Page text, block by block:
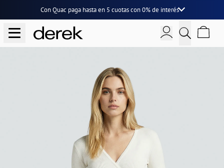
Con Quac paga hasta en 5 cuotascon0% de interés